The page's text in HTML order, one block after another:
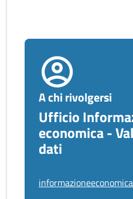
A chi rivolgersi
Ufficio
economica -
dati